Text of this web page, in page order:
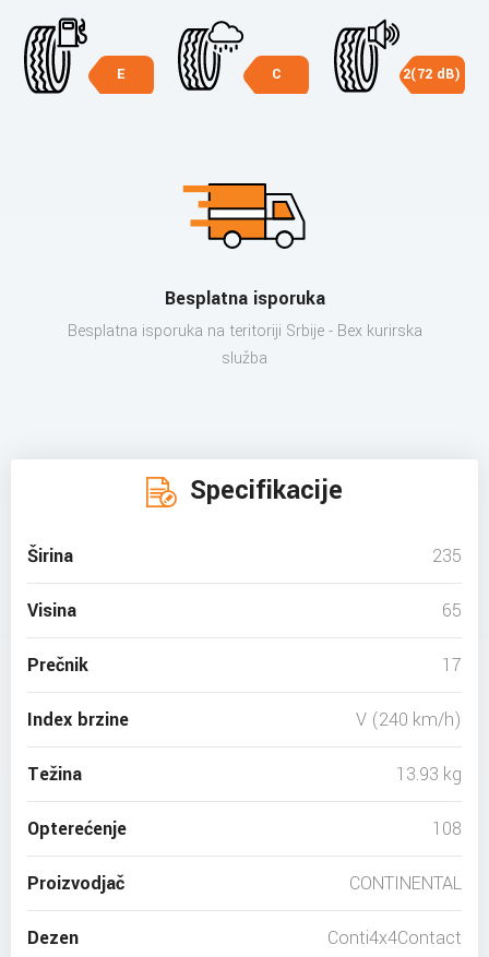
E C 2(72 dB)
Besplatna isporuka
Besplatna isporuka na teritoriji Srbije - Bex kurirska
služba
Specifikacije
Širina 235
Visina 65
Prečnik 17
Index brzine V (240 km/h)
Težina 13.93 kg
Opterećenje 108
Proizvodjač CONTINENTAL
Dezen Conti4x4Contact